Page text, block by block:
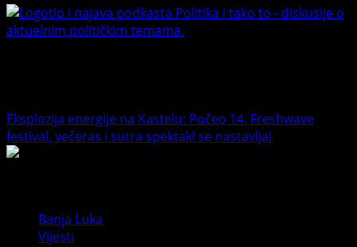
Eksplozija energije na Kastelu: Počeo 14. Freshwave
festival, večeras i sutra spektakl se nastavlja!
Banja Luka
Vijesti